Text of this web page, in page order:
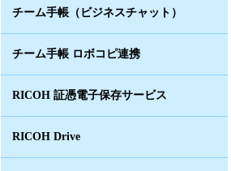
チーム手帳（ビジネスチャット）
チーム手帳 ロボコピ連携
RICOH 証憑電子保存サービス
RICOH Drive